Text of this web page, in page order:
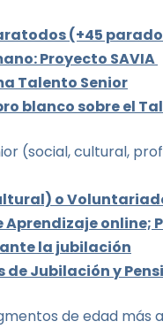
(+45
Proyecto SAVIA
Talento Senior
blanco sobre el
(social, cultural,
o
online;
la jubilación
de Jubilación y
de edad más